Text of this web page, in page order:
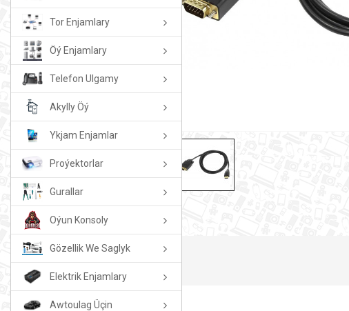
Tor Enjamlary
Öý Enjamlary
Telefon Ulgamy
Akylly Öý
Ykjam Enjamlar
Proýektorlar
Gurallar
Oýun Konsoly
Gözellik We Saglyk
Elektrik Enjamlary
Awtoulag Üçin